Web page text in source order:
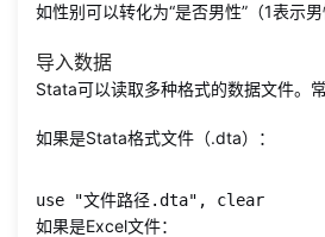
如性别可以转化为“是否男性”（1表示
导入数据
Stata可以读取多种格式的数据文件。
如果是Stata格式文件（.dta）：
use "文件路径.dta", clear
如果是Excel文件：